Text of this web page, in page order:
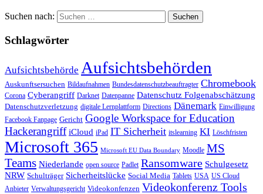
Suchen nach:
Schlagwörter
Aufsichtsbehörde Aufsichtsbehörden
Auskunftsersuchen Bildaufnahmen Bundesdatenschutzbeauftragter Chromebook
Corona Cyberangriff Darknet Datenpanne Datenschutz Folgenabschätzung
Datenschutzverletzung digitale Lernplattform Directions Dänemark Einwilligung
Facebook Fanpage Gericht Google Workspace for Education
Hackerangriff iCloud iPad IT Sicherheit itslearning KI Löschfristen
Microsoft 365 Microsoft EU Data Boundary Moodle MS
Teams Niederlande open source Padlet Ransomware Schulgesetz
NRW Schulträger Sicherheitslücke Social Media Tablets USA US Cloud
Anbieter Verwaltungsgericht Videokonfenzen Videokonferenz Tools